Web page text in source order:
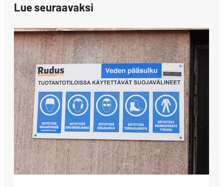
Lue seuraavaksi